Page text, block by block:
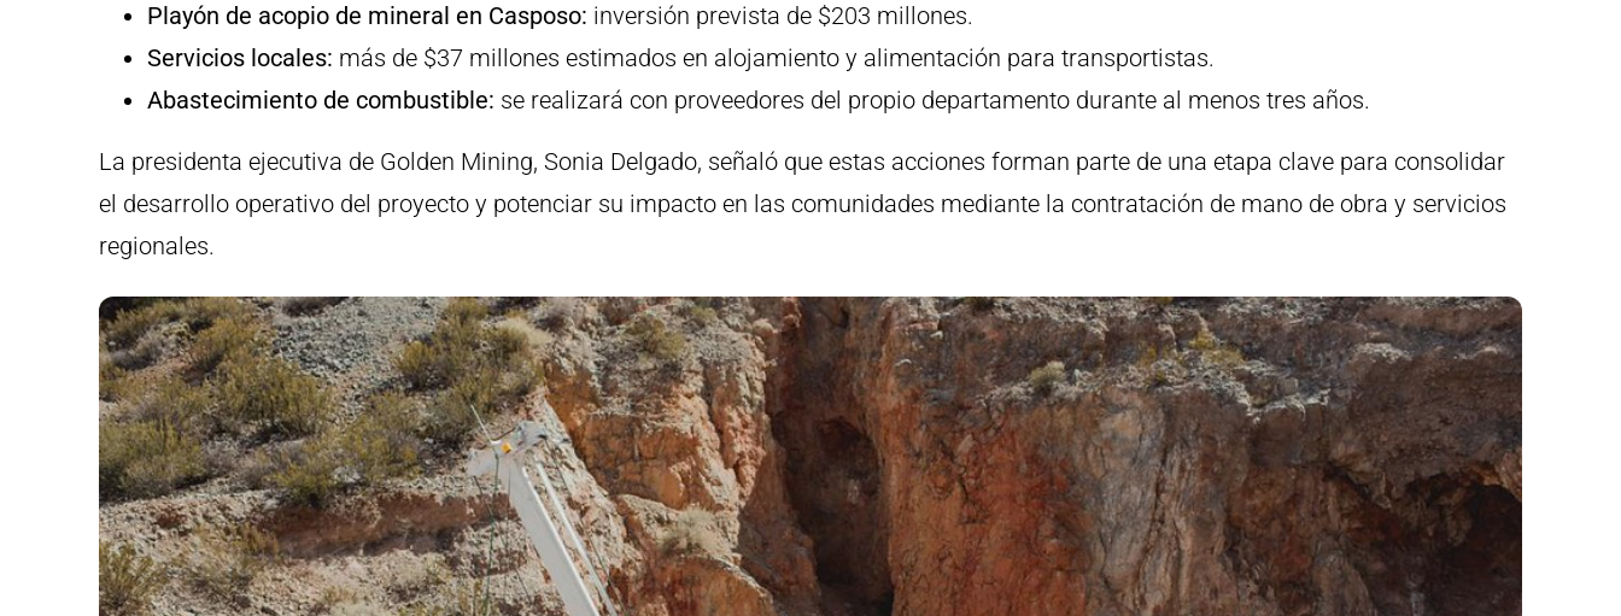
Playón de acopio de mineral en Casposo: inversión prevista de $203 millones.
Servicios locales: más de $37 millones estimados en alojamiento y alimentación para transportistas.
Abastecimiento de combustible: se realizará con proveedores del propio departamento durante al menos tres años.
La presidenta ejecutiva de Golden Mining, Sonia Delgado, señaló que estas acciones forman parte de una etapa clave para consolidar
el desarrollo operativo del proyecto y potenciar su impacto en las comunidades mediante la contratación de mano de obra y servicios
regionales.